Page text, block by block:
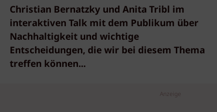
Christian Bernatzky und Anita Tribl im
interaktiven Talk mit dem Publikum über
Nachhaltigkeit und wichtige
Entscheidungen, die wir bei diesem Thema
treffen können...
Anzeige